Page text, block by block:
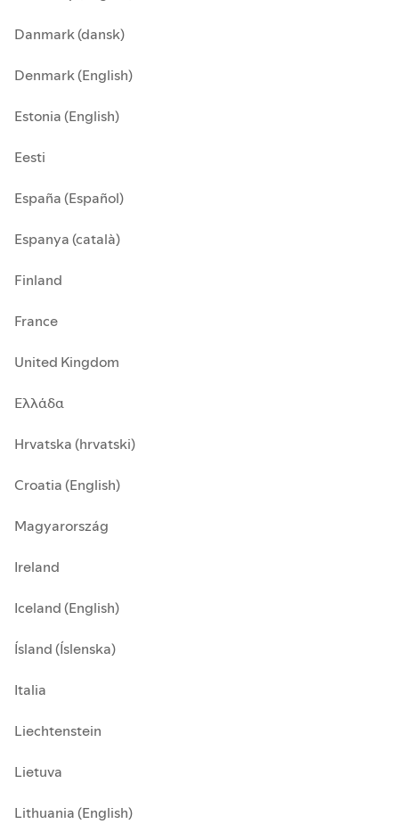
Danmark (dansk)
Denmark (English)
Estonia (English)
Eesti
España (Español)
Espanya (català)
Finland
France
United Kingdom
Ελλάδα
Hrvatska (hrvatski)
Croatia (English)
Magyarország
Ireland
Iceland (English)
Ísland (Íslenska)
Italia
Liechtenstein
Lietuva
Lithuania (English)